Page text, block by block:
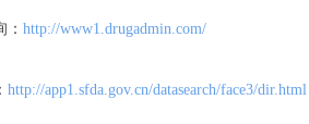
http://www1.drugadmin.com/
http://app1.sfda.gov.cn/datasearch/face3/dir.html